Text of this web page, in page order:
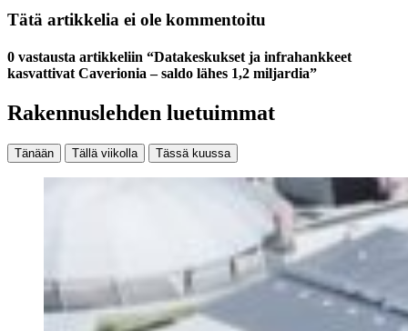
Tätä artikkelia ei ole kommentoitu
0 vastausta artikkeliin “Datakeskukset ja infrahankkeet
kasvattivat Caverionia – saldo lähes 1,2 miljardia”
Rakennuslehden luetuimmat
Tänään Tällä viikolla Tässä kuussa